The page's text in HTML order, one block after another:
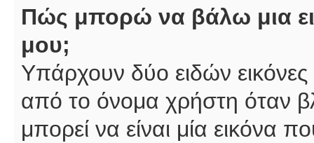
Πώς μπορώ να βάλω μια
μου;
Υπάρχουν δύο ειδών
από το όνομα χρήστη όταν
μπορεί να είναι μία εικόνα